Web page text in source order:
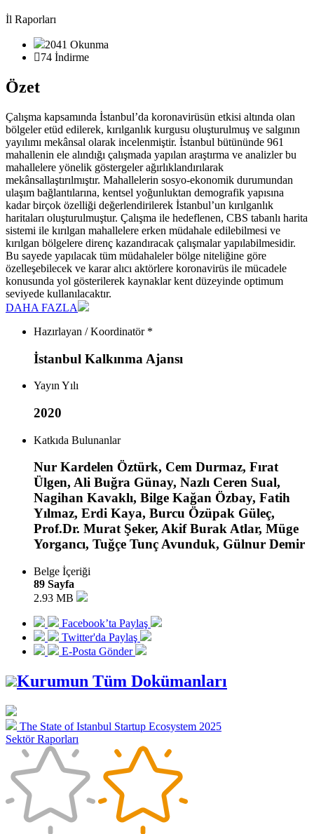
İl Raporları
2041 Okunma
74 İndirme
Özet
Çalışma kapsamında İstanbul’da koronavirüsün etkisi altında olan
bölgeler etüd edilerek, kırılganlık kurgusu oluşturulmuş ve salgının
yayılımı mekânsal olarak incelenmiştir. İstanbul bütününde 961
mahallenin ele alındığı çalışmada yapılan araştırma ve analizler bu
mahallelere yönelik göstergeler ağırlıklandırılarak
mekânsallaştırılmıştır. Mahallelerin sosyo-ekonomik durumundan
ulaşım bağlantılarına, kentsel yoğunluktan demografik yapısına
kadar birçok özelliği değerlendirilerek İstanbul’un kırılganlık
haritaları oluşturulmuştur. Çalışma ile hedeflenen, CBS tabanlı harita
sistemi ile kırılgan mahallelere erken müdahale edilebilmesi ve
kırılgan bölgelere direnç kazandıracak çalışmalar yapılabilmesidir.
Bu sayede yapılacak tüm müdahaleler bölge niteliğine göre
özelleşebilecek ve karar alıcı aktörlere koronavirüs ile mücadele
konusunda yol gösterilerek kaynaklar kent düzeyinde optimum
seviyede kullanılacaktır.
DAHA FAZLA
Hazırlayan / Koordinatör *
İstanbul Kalkınma Ajansı
Yayın Yılı
2020
Katkıda Bulunanlar
Nur Kardelen Öztürk, Cem Durmaz, Fırat
Ülgen, Ali Buğra Günay, Nazlı Ceren Sual,
Nagihan Kavaklı, Bilge Kağan Özbay, Fatih
Yılmaz, Erdi Kaya, Burcu Özüpak Güleç,
Prof.Dr. Murat Şeker, Akif Burak Atlar, Müge
Yorgancı, Tuğçe Tunç Avunduk, Gülnur Demir
Belge İçeriği
89 Sayfa
2.93 MB
Facebook’ta Paylaş
Twitter'da Paylaş
E-Posta Gönder
Kurumun Tüm Dokümanları
The State of Istanbul Startup Ecosystem 2025
Sektör Raporları